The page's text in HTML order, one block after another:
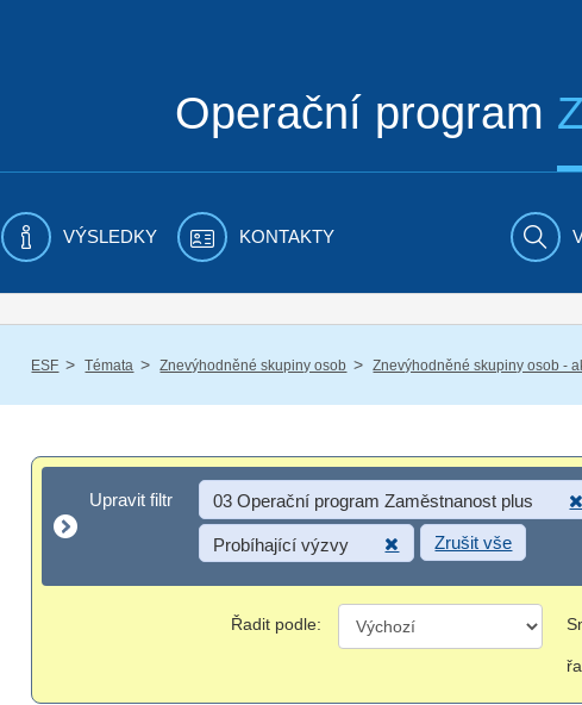
Operační program
VÝSLEDKY KONTAKTY
ESF / Témata / Znevýhodněné skupiny osob / Znevýhodněné skupiny osob -
Upravit filtr
Upravit filtr 03 Operační program Zaměstnanost plus
Probíhající výzvy Zrušit vše
Řadit podle: